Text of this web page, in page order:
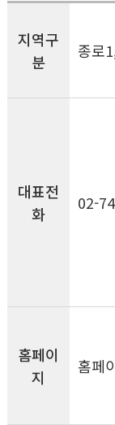
지역구
분
종로
대표전
화
02-
홈페이
지
홈페